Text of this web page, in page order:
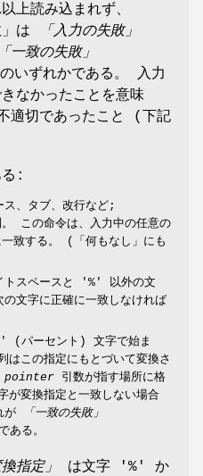
上読み込まれず、
は
「入力の失敗」
「一致の失敗」
のいずれかである。 入力
なかったことを意味
適切であったこと (下記
る:
、タブ、改行など;
この命令は、入力中の任意の
致する。 (「何もなし」にも
トスペースと '%' 以外の文
文字に正確に一致しなければ
(パーセント) 文字で始ま
はこの指定にもとづいて変換さ
pointer 引数が指す場所に格
が変換指定と一致しない場合
が
「一致の失敗」
ある。
換指定」
は文字 '%' か